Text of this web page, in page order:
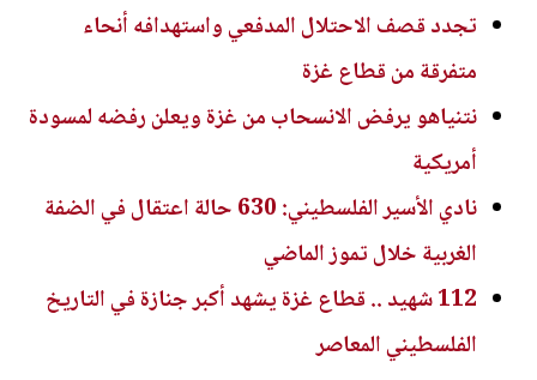
تجدد قصف الاحتلال المدفعي واستهدافه أنحاء
متفرقة من قطاع غزة
نتنياهو يرفض الانسحاب من غزة ويعلن رفضه لمسودة
أمريكية
نادي الأسير الفلسطيني: 630 حالة اعتقال في الضفة
الغربية خلال تموز الماضي
112 شهيد .. قطاع غزة يشهد أكبر جنازة في التاريخ
الفلسطيني المعاصر